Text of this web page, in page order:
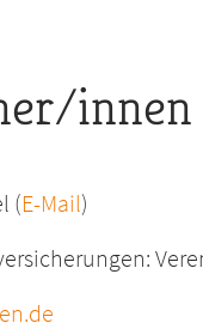
(E-Mail)